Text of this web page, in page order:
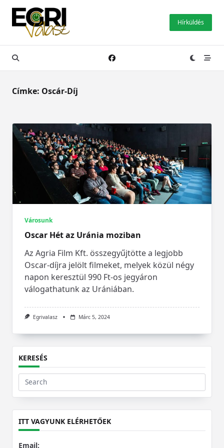
Skip
content
Hírküldés
Címke: Oscár-Díj
Városunk
Oscar Hét az Uránia moziban
Az Agria Film Kft. összegyűjtötte a legjobb
Oscar-díjra jelölt filmeket, melyek közül négy
napon keresztül 990 Ft-os jegyáron
válogathatunk az Urániában.
Egrivalasz Márc 5, 2024
KERESÉS
Search
for:
ITT VAGYUNK ELÉRHETŐEK
Email: